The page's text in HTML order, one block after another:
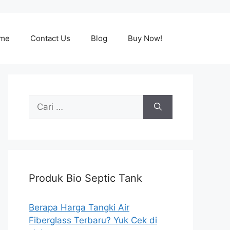
Contact Us Blog Buy Now!
Cari
Produk Bio Septic Tank
Berapa Harga Tangki Air
Fiberglass Terbaru? Yuk Cek di